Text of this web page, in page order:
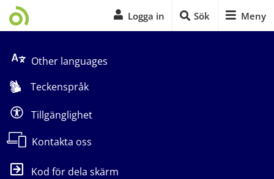
Logga in Sök Meny
Other languages
Teckenspråk
Tillgänglighet
Kontakta oss
Kod för dela skärm